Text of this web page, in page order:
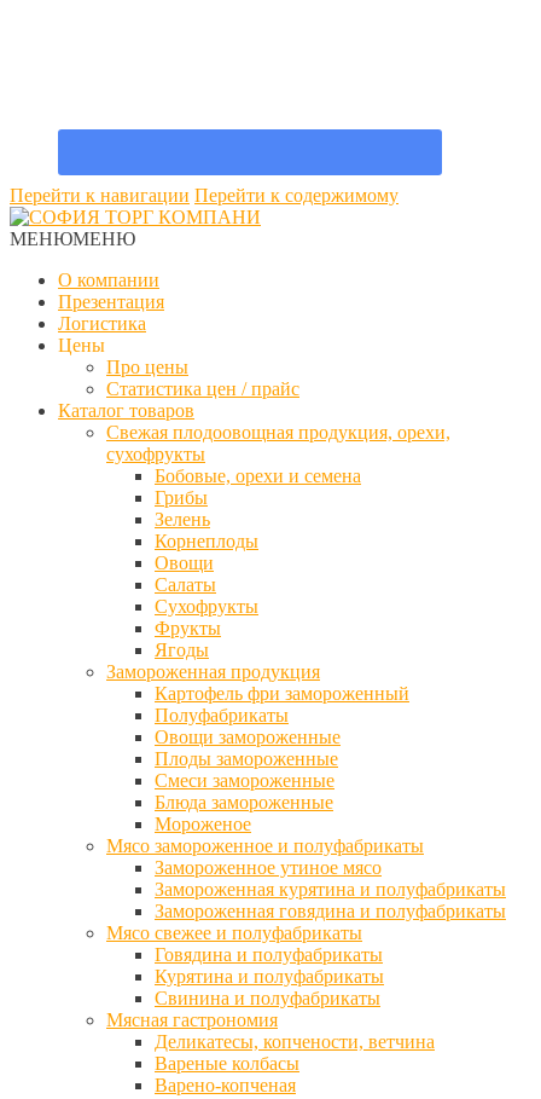
Перейти к навигации Перейти к содержимому
МЕНЮМЕНЮ
О компании
Презентация
Логистика
Цены
Про цены
Статистика цен / прайс
Каталог товаров
Свежая плодоовощная продукция, орехи,
сухофрукты
Бобовые, орехи и семена
Грибы
Зелень
Корнеплоды
Овощи
Салаты
Сухофрукты
Фрукты
Ягоды
Замороженная продукция
Картофель фри замороженный
Полуфабрикаты
Овощи замороженные
Плоды замороженные
Смеси замороженные
Блюда замороженные
Мороженое
Мясо замороженное и полуфабрикаты
Замороженное утиное мясо
Замороженная курятина и полуфабрикаты
Замороженная говядина и полуфабрикаты
Мясо свежее и полуфабрикаты
Говядина и полуфабрикаты
Курятина и полуфабрикаты
Свинина и полуфабрикаты
Мясная гастрономия
Деликатесы, копчености, ветчина
Вареные колбасы
Варено-копченая